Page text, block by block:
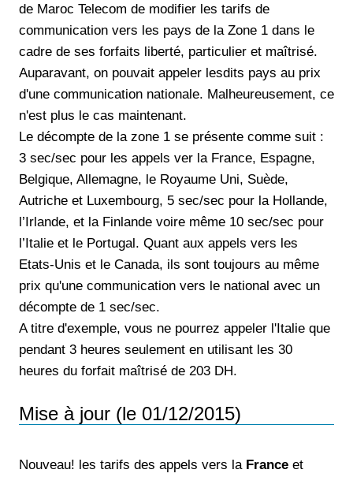
de Maroc Telecom de modifier les tarifs de
communication vers les pays de la Zone 1 dans le
cadre de ses forfaits liberté, particulier et maîtrisé.
Auparavant, on pouvait appeler lesdits pays au prix
d'une communication nationale. Malheureusement, ce
n'est plus le cas maintenant.
Le décompte de la zone 1 se présente comme suit :
3 sec/sec pour les appels ver la France, Espagne,
Belgique, Allemagne, le Royaume Uni, Suède,
Autriche et Luxembourg, 5 sec/sec pour la Hollande,
l’Irlande, et la Finlande voire même 10 sec/sec pour
l’Italie et le Portugal. Quant aux appels vers les
Etats-Unis et le Canada, ils sont toujours au même
prix qu'une communication vers le national avec un
décompte de 1 sec/sec.
A titre d'exemple, vous ne pourrez appeler l'Italie que
pendant 3 heures seulement en utilisant les 30
heures du forfait maîtrisé de 203 DH.
Mise à jour (le 01/12/2015)
Nouveau! les tarifs des appels vers la France et